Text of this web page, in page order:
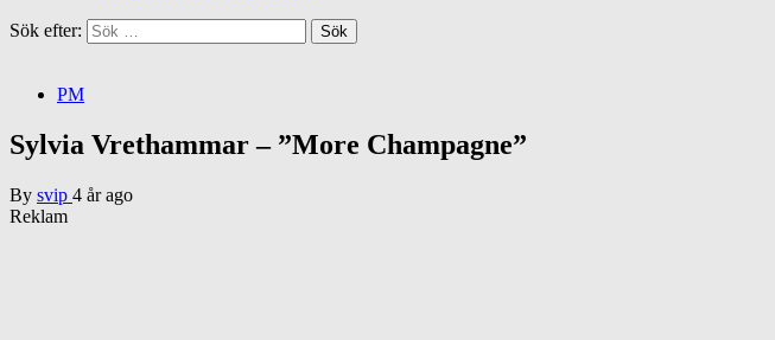
Sök efter:
PM
Sylvia Vrethammar – ”More Champagne”
By svip 4 år ago
Reklam